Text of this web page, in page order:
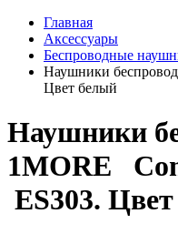
Главная
Аксессуары
Беспроводные
Наушники
Цвет белый
Наушники
1MORE
ES303.